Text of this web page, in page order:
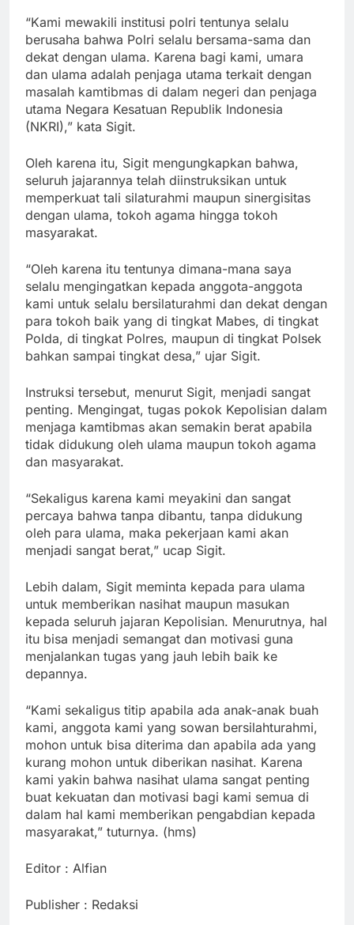
“Kami mewakili institusi polri tentunya selalu
berusaha bahwa Polri selalu bersama-sama dan
dekat dengan ulama. Karena bagi kami, umara
dan ulama adalah penjaga utama terkait dengan
masalah kamtibmas di dalam negeri dan penjaga
utama Negara Kesatuan Republik Indonesia
(NKRI),” kata Sigit.
Oleh karena itu, Sigit mengungkapkan bahwa,
seluruh jajarannya telah diinstruksikan untuk
memperkuat tali silaturahmi maupun sinergisitas
dengan ulama, tokoh agama hingga tokoh
masyarakat.
“Oleh karena itu tentunya dimana-mana saya
selalu mengingatkan kepada anggota-anggota
kami untuk selalu bersilaturahmi dan dekat dengan
para tokoh baik yang di tingkat Mabes, di tingkat
Polda, di tingkat Polres, maupun di tingkat Polsek
bahkan sampai tingkat desa,” ujar Sigit.
Instruksi tersebut, menurut Sigit, menjadi sangat
penting. Mengingat, tugas pokok Kepolisian dalam
menjaga kamtibmas akan semakin berat apabila
tidak didukung oleh ulama maupun tokoh agama
dan masyarakat.
“Sekaligus karena kami meyakini dan sangat
percaya bahwa tanpa dibantu, tanpa didukung
oleh para ulama, maka pekerjaan kami akan
menjadi sangat berat,” ucap Sigit.
Lebih dalam, Sigit meminta kepada para ulama
untuk memberikan nasihat maupun masukan
kepada seluruh jajaran Kepolisian. Menurutnya, hal
itu bisa menjadi semangat dan motivasi guna
menjalankan tugas yang jauh lebih baik ke
depannya.
“Kami sekaligus titip apabila ada anak-anak buah
kami, anggota kami yang sowan bersilahturahmi,
mohon untuk bisa diterima dan apabila ada yang
kurang mohon untuk diberikan nasihat. Karena
kami yakin bahwa nasihat ulama sangat penting
buat kekuatan dan motivasi bagi kami semua di
dalam hal kami memberikan pengabdian kepada
masyarakat,” tuturnya. (hms)
Editor : Alfian
Publisher : Redaksi